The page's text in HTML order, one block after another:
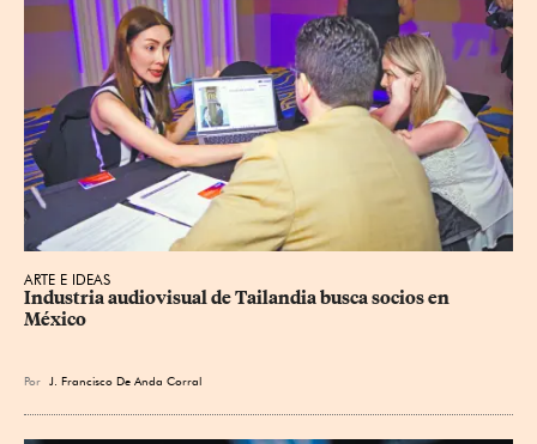
ARTE E IDEAS
Industria audiovisual de Tailandia busca socios en
México
Por J. Francisco De Anda Corral